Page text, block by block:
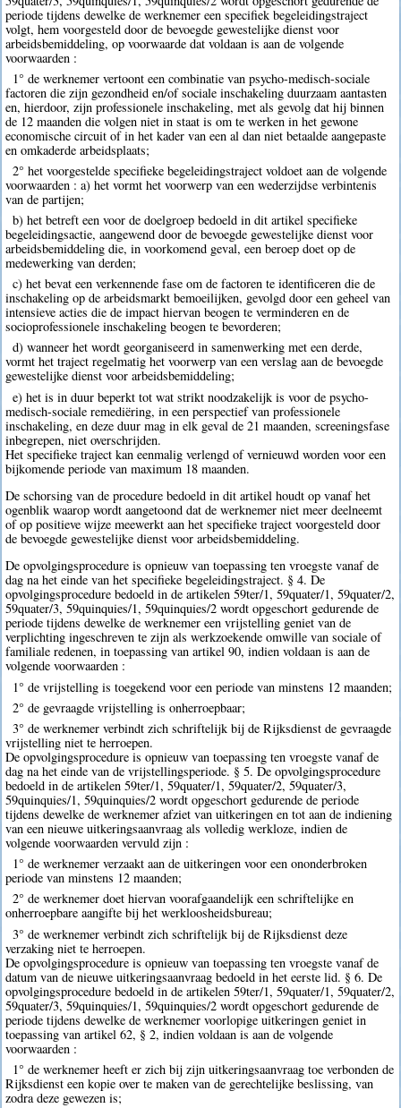
periode tijdens dewelke de werknemer een specifiek begeleidingstraject
volgt, hem voorgesteld door de bevoegde gewestelijke dienst voor
arbeidsbemiddeling, op voorwaarde dat voldaan is aan de volgende
voorwaarden :
1° de werknemer vertoont een combinatie van psycho-medisch-sociale
factoren die zijn gezondheid en/of sociale inschakeling duurzaam aantasten
en, hierdoor, zijn professionele inschakeling, met als gevolg dat hij binnen
de 12 maanden die volgen niet in staat is om te werken in het gewone
economische circuit of in het kader van een al dan niet betaalde aangepaste
en omkaderde arbeidsplaats;
2° het voorgestelde specifieke begeleidingstraject voldoet aan de volgende
voorwaarden : a) het vormt het voorwerp van een wederzijdse verbintenis
van de partijen;
b) het betreft een voor de doelgroep bedoeld in dit artikel specifieke
begeleidingsactie, aangewend door de bevoegde gewestelijke dienst voor
arbeidsbemiddeling die, in voorkomend geval, een beroep doet op de
medewerking van derden;
c) het bevat een verkennende fase om de factoren te identificeren die de
inschakeling op de arbeidsmarkt bemoeilijken, gevolgd door een geheel van
intensieve acties die de impact hiervan beogen te verminderen en de
socioprofessionele inschakeling beogen te bevorderen;
d) wanneer het wordt georganiseerd in samenwerking met een derde,
vormt het traject regelmatig het voorwerp van een verslag aan de bevoegde
gewestelijke dienst voor arbeidsbemiddeling;
e) het is in duur beperkt tot wat strikt noodzakelijk is voor de psycho-
medisch-sociale remediëring, in een perspectief van professionele
inschakeling, en deze duur mag in elk geval de 21 maanden, screeningsfase
inbegrepen, niet overschrijden.
Het specifieke traject kan eenmalig verlengd of vernieuwd worden voor een
bijkomende periode van maximum 18 maanden.
De schorsing van de procedure bedoeld in dit artikel houdt op vanaf het
ogenblik waarop wordt aangetoond dat de werknemer niet meer deelneemt
of op positieve wijze meewerkt aan het specifieke traject voorgesteld door
de bevoegde gewestelijke dienst voor arbeidsbemiddeling.
De opvolgingsprocedure is opnieuw van toepassing ten vroegste vanaf de
dag na het einde van het specifieke begeleidingstraject. § 4. De
opvolgingsprocedure bedoeld in de artikelen 59ter/1, 59quater/1, 59quater/2,
59quater/3, 59quinquies/1, 59quinquies/2 wordt opgeschort gedurende de
periode tijdens dewelke de werknemer een vrijstelling geniet van de
verplichting ingeschreven te zijn als werkzoekende omwille van sociale of
familiale redenen, in toepassing van artikel 90, indien voldaan is aan de
volgende voorwaarden :
1° de vrijstelling is toegekend voor een periode van minstens 12 maanden;
2° de gevraagde vrijstelling is onherroepbaar;
3° de werknemer verbindt zich schriftelijk bij de Rijksdienst de gevraagde
vrijstelling niet te herroepen.
De opvolgingsprocedure is opnieuw van toepassing ten vroegste vanaf de
dag na het einde van de vrijstellingsperiode. § 5. De opvolgingsprocedure
bedoeld in de artikelen 59ter/1, 59quater/1, 59quater/2, 59quater/3,
59quinquies/1, 59quinquies/2 wordt opgeschort gedurende de periode
tijdens dewelke de werknemer afziet van uitkeringen en tot aan de indiening
van een nieuwe uitkeringsaanvraag als volledig werkloze, indien de
volgende voorwaarden vervuld zijn :
1° de werknemer verzaakt aan de uitkeringen voor een ononderbroken
periode van minstens 12 maanden;
2° de werknemer doet hiervan voorafgaandelijk een schriftelijke en
onherroepbare aangifte bij het werkloosheidsbureau;
3° de werknemer verbindt zich schriftelijk bij de Rijksdienst deze
verzaking niet te herroepen.
De opvolgingsprocedure is opnieuw van toepassing ten vroegste vanaf de
datum van de nieuwe uitkeringsaanvraag bedoeld in het eerste lid. § 6. De
opvolgingsprocedure bedoeld in de artikelen 59ter/1, 59quater/1, 59quater/2,
59quater/3, 59quinquies/1, 59quinquies/2 wordt opgeschort gedurende de
periode tijdens dewelke de werknemer voorlopige uitkeringen geniet in
toepassing van artikel 62, § 2, indien voldaan is aan de volgende
voorwaarden :
1° de werknemer heeft er zich bij zijn uitkeringsaanvraag toe verbonden de
Rijksdienst een kopie over te maken van de gerechtelijke beslissing, van
zodra deze gewezen is;